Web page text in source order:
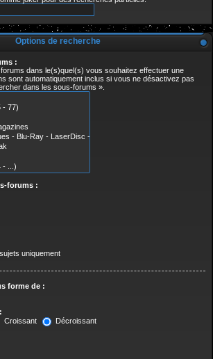
Options de recherche
:
dans le(s)quel(s) vous souhaitez effectuer une
sont automatiquement inclus si vous ne désactivez pas
dans les sous-forums ».
forums :
uniquement
forme de :
Croissant
Décroissant